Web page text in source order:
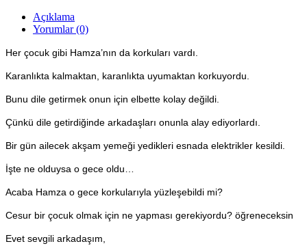
Açıklama
Yorumlar (0)
Her çocuk gibi Hamza’nın da korkuları vardı.
Karanlıkta kalmaktan, karanlıkta uyumaktan korkuyordu.
Bunu dile getirmek onun için elbette kolay değildi.
Çünkü dile getirdiğinde arkadaşları onunla alay ediyorlardı.
Bir gün ailecek akşam yemeği yedikleri esnada elektrikler kesildi.
İşte ne olduysa o gece oldu…
Acaba Hamza o gece korkularıyla yüzleşebildi mi?
Cesur bir çocuk olmak için ne yapması gerekiyordu? öğreneceksin
Evet sevgili arkadaşım,